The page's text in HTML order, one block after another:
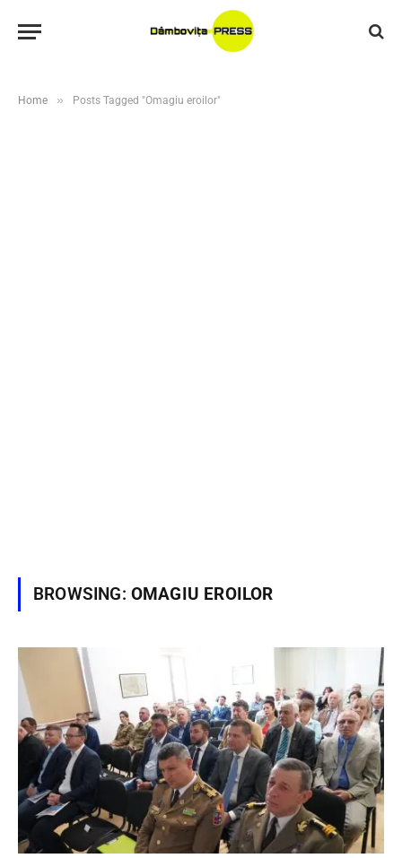
Home » Posts Tagged "Omagiu eroilor"
BROWSING: OMAGIU EROILOR